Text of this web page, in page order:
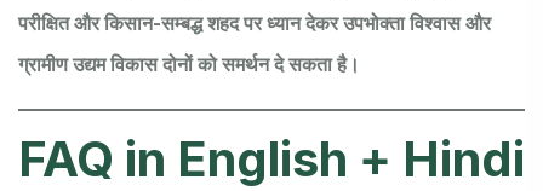
परीक्षित और किसान-सम्बद्ध शहद पर ध्यान देकर उपभोक्ता विश्वास और
ग्रामीण उद्यम विकास दोनों को समर्थन दे सकता है।
FAQ in English + Hindi